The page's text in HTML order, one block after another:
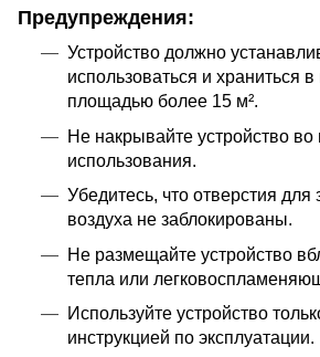
Предупреждения:
Устройство должно
использоваться и храниться
площадью более 15 м².
Не накрывайте устройство во
использования.
Убедитесь, что отверстия для
воздуха не заблокированы.
Не размещайте устройство
тепла или
Используйте устройство
инструкцией по эксплуатации.